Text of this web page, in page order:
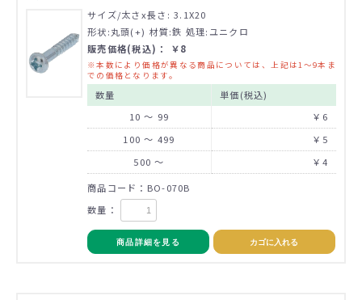
サイズ/太さx長さ: 3.1X20
形状:丸頭(+) 材質:鉄 処理:ユニクロ
販売価格(税込)： ￥8
※本数により価格が異なる商品については、上記は1～9本ま
での価格となります。
数量
単価(税込)
10 ～ 99
￥6
100 ～ 499
￥5
500 ～
￥4
商品コード：BO-070B
数量：
商品詳細を見る カゴに入れる